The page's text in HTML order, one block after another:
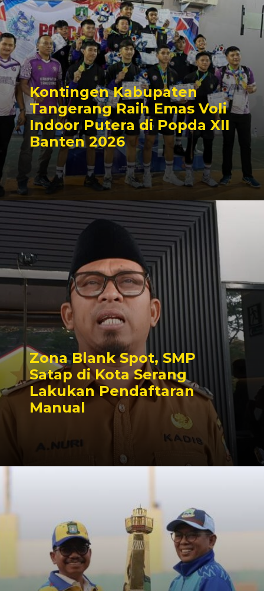
Kontingen Kabupaten
Tangerang Raih Emas Voli
Indoor Putera di Popda XII
Banten 2026
Zona Blank Spot, SMP
Satap di Kota Serang
Lakukan Pendaftaran
Manual